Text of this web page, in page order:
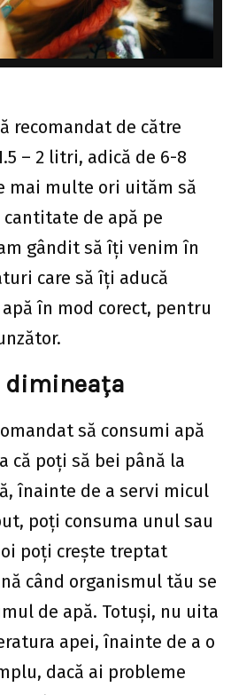
recomandat de către
– 2 litri, adică de 6-8
mai multe ori uităm să
de apă pe
gândit să îți venim în
care să îți aducă
în mod corect, pentru
dimineața
să consumi apă
că poți să bei până la
înainte de a servi micul
poți consuma unul sau
poți crește treptat
când organismul tău se
de apă. Totuși, nu uita
apei, înainte de a o
dacă ai probleme